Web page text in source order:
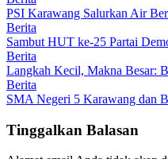
PSI Karawang Salurkan Air
Berita
Sambut HUT ke-25 Partai
Berita
Langkah Kecil, Makna Besar:
Berita
SMA Negeri 5 Karawang dan
Tinggalkan Balasan